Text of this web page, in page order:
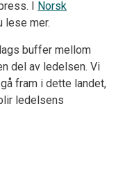
I Norsk
lese mer.
buffer mellom
del av ledelsen. Vi
fram i dette landet,
ledelsens